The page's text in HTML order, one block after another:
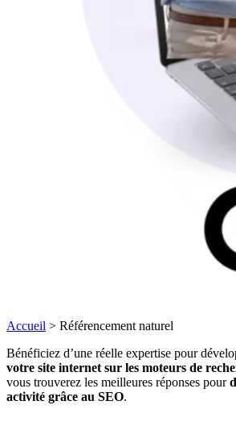
Accueil > Référencement naturel
Bénéficiez d’une réelle expertise pour
votre site internet sur les moteurs de
vous trouverez les meilleures réponses pour
activité grâce au SEO.